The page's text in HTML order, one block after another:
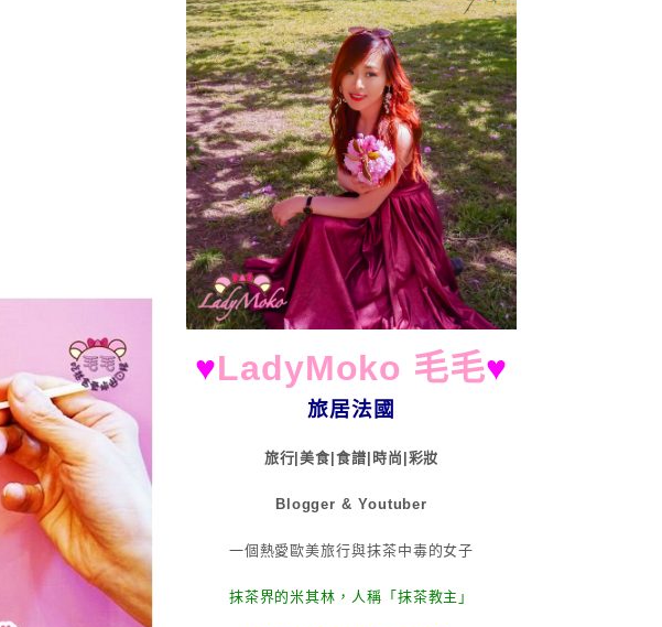
♥LadyMoko 毛毛♥
旅居法國
旅行|美食|食譜|時尚|彩妝
Blogger & Youtuber
一個熱愛歐美旅行與抹茶中毒的女子
抹茶界的米其林，人稱「抹茶教主」